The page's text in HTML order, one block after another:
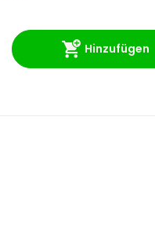
Hinzufügen